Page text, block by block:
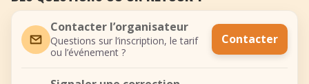
Contacter l’organisateur
Questions sur l’inscription, le tarif
ou l’événement ?
Contacter